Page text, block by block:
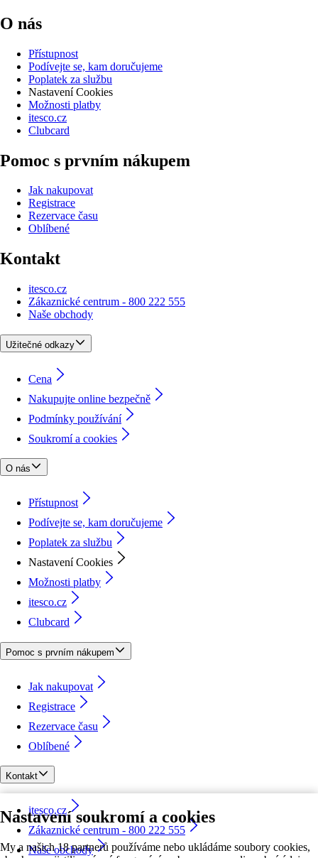
Nastavení soukromí a cookies
My a našich 18 partnerů používáme nebo ukládáme soubory cookies,
O nás
Přístupnost
Podívejte se, kam doručujeme
Poplatek za službu
Nastavení Cookies
Možnosti platby
itesco.cz
Clubcard
Pomoc s prvním nákupem
Jak nakupovat
Registrace
Rezervace času
Oblíbené
Kontakt
itesco.cz
Zákaznické centrum - 800 222 555
Naše obchody
Užitečné odkazy
Cena
Nakupujte online bezpečně
Podmínky používání
Soukromí a cookies
O nás
Přístupnost
Podívejte se, kam doručujeme
Poplatek za službu
Nastavení Cookies
Možnosti platby
itesco.cz
Clubcard
Pomoc s prvním nákupem
Jak nakupovat
Registrace
Rezervace času
Oblíbené
Kontakt
itesco.cz
Zákaznické centrum - 800 222 555
Naše obchody